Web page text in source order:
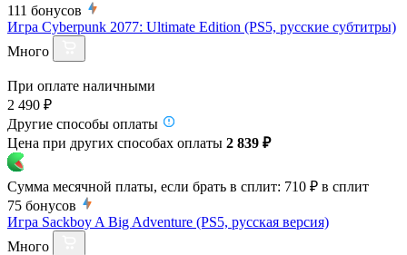
111 бонусов
Игра Cyberpunk 2077: Ultimate Edition (PS5, русские субтитры)
Много
При оплате наличными
2 490 ₽
Другие способы оплаты
Цена при других способах оплаты 2 839 ₽
Сумма месячной платы, если брать в сплит: 710 ₽ в сплит
75 бонусов
Игра Sackboy A Big Adventure (PS5, русская версия)
Много